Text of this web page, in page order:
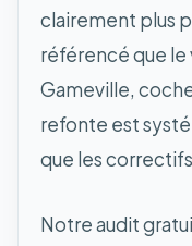
clairement plus
référencé que
Gameville,
refonte est
que les
Notre audit